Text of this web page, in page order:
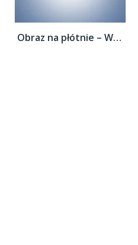
Obraz na płótnie – Warzywny porządek –...